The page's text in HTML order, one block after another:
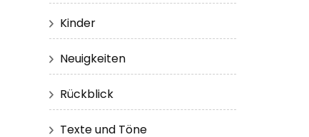
Kinder
Neuigkeiten
Rückblick
Texte und Töne